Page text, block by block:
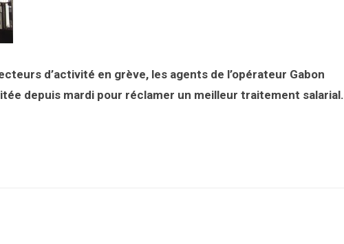
d’activité en grève, les agents de l’opérateur Gabon
depuis mardi pour réclamer un meilleur traitement salarial.